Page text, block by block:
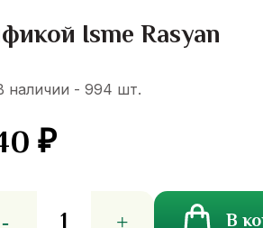
Isme Rasyan
наличии - 994 шт.
₽
В